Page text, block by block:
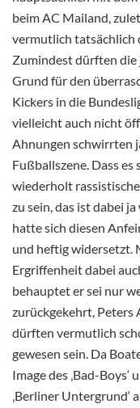
beim AC Mailand,
vermutlich tatsächlich
Zumindest dürften die
Grund für den
Kickers in die
vielleicht auch nicht
Ahnungen schwirrten
Fußballszene. Dass
wiederholt
zu sein, das ist dabei
hatte sich diesen
und heftig widersetzt.
Ergriffenheit dabei
behauptet er sei nur
zurückgekehrt, Peters
dürften vermutlich
gewesen sein. Da
Image des ‚Bad-
‚Berliner Untergrund‘